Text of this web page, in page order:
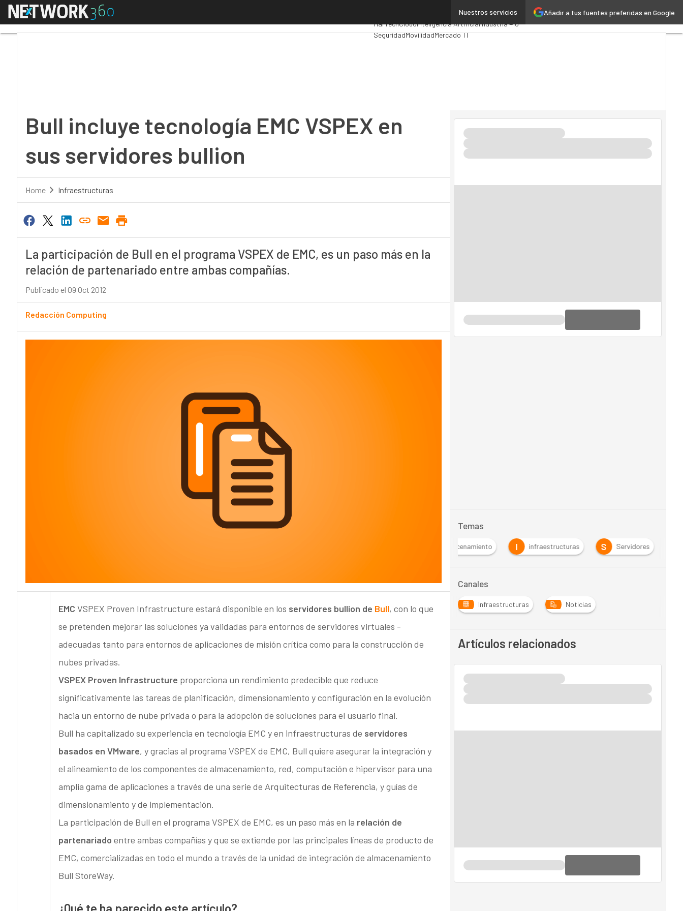
Añadir a tus fuentes preferidas en Google
Nuestros servicios
Menú AnalyticsAdministración Pública
MarTechCloudInteligencia ArtificialIndustria 4.0
SeguridadMovilidadMercado TI
Bull incluye tecnología EMC VSPEX en
sus servidores bullion
Home Infraestructuras
La participación de Bull en el programa VSPEX de EMC, es un paso más en la
relación de partenariado entre ambas compañías.
Publicado el 09 Oct 2012
Redacción Computing
EMC VSPEX Proven Infrastructure estará disponible en los servidores bullion de Bull, con lo que
se pretenden mejorar las soluciones ya validadas para entornos de servidores virtuales -
adecuadas tanto para entornos de aplicaciones de misión crítica como para la construcción de
nubes privadas.
VSPEX Proven Infrastructure proporciona un rendimiento predecible que reduce
significativamente las tareas de planificación, dimensionamiento y configuración en la evolución
hacia un entorno de nube privada o para la adopción de soluciones para el usuario final.
Bull ha capitalizado su experiencia en tecnología EMC y en infraestructuras de servidores
basados en VMware, y gracias al programa VSPEX de EMC, Bull quiere asegurar la integración y
el alineamiento de los componentes de almacenamiento, red, computación e hipervisor para una
amplia gama de aplicaciones a través de una serie de Arquitecturas de Referencia, y guías de
dimensionamiento y de implementación.
La participación de Bull en el programa VSPEX de EMC, es un paso más en la relación de
partenariado entre ambas compañías y que se extiende por las principales líneas de producto de
EMC, comercializadas en todo el mundo a través de la unidad de integración de almacenamiento
Bull StoreWay.
Temas
Almacenamiento I infraestructuras S Servidores
Canales
Infraestructuras Noticias
Artículos relacionados